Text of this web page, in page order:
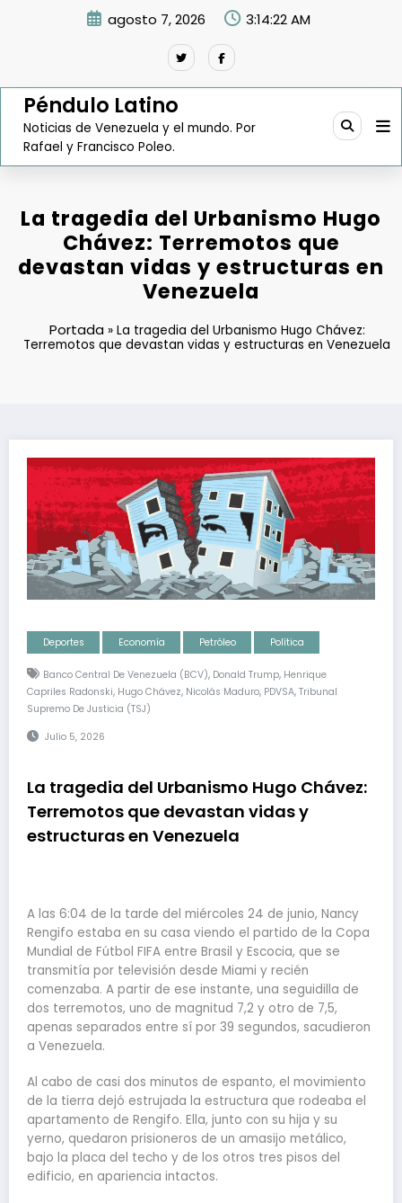
agosto 7, 2026 3:14:23 AM
Péndulo Latino
Noticias de Venezuela y el mundo. Por
Rafael y Francisco Poleo.
La tragedia del Urbanismo Hugo
Chávez: Terremotos que
devastan vidas y estructuras en
Venezuela
Portada» La tragedia del Urbanismo Hugo Chávez:
Terremotos que devastan vidas y estructuras en Venezuela
Deportes Economía Petróleo Política
Banco Central De Venezuela (BCV), Donald Trump, Henrique
Capriles Radonski, Hugo Chávez, Nicolás Maduro, PDVSA, Tribunal
Supremo De Justicia (TSJ)
Julio 5, 2026
La tragedia del Urbanismo Hugo Chávez:
Terremotos que devastan vidas y
estructuras en Venezuela
A las 6:04 de la tarde del miércoles 24 de junio, Nancy
Rengifo estaba en su casa viendo el partido de la Copa
Mundial de Fútbol FIFA entre Brasil y Escocia, que se
transmitía por televisión desde Miami y recién
comenzaba. A partir de ese instante, una seguidilla de
dos terremotos, uno de magnitud 7,2 y otro de 7,5,
apenas separados entre sí por 39 segundos, sacudieron
a Venezuela.
Al cabo de casi dos minutos de espanto, el movimiento
de la tierra dejó estrujada la estructura que rodeaba el
apartamento de Rengifo. Ella, junto con su hija y su
yerno, quedaron prisioneros de un amasijo metálico,
bajo la placa del techo y de los otros tres pisos del
edificio, en apariencia intactos.